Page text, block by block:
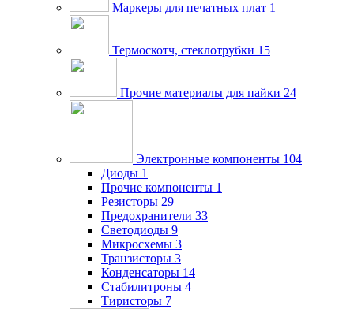
Маркеры для печатных плат 1
Термоскотч, стеклотрубки 15
Прочие материалы для пайки 24
Электронные компоненты 104
Диоды 1
Прочие компоненты 1
Резисторы 29
Предохранители 33
Светодиоды 9
Микросхемы 3
Транзисторы 3
Конденсаторы 14
Стабилитроны 4
Тиристоры 7